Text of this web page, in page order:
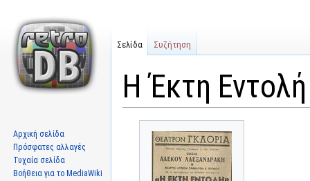
Η Έκτη
αναζήτηση
Σελίδα Συζήτηση
Αρχική σελίδα
Πρόσφατες αλλαγές
Τυχαία σελίδα
Βοήθεια για το MediaWiki